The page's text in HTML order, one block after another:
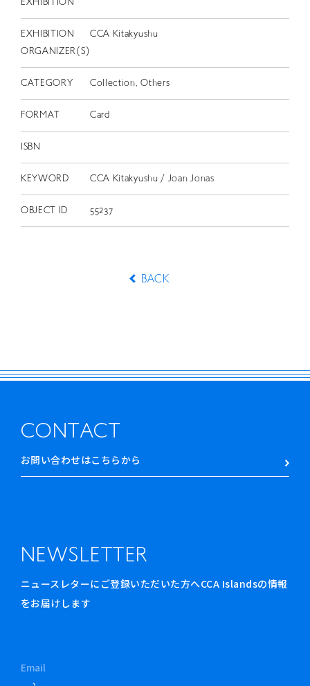
EXHIBITION
EXHIBITION
ORGANIZER(S)
CCA Kitakyushu
CATEGORY Collection, Others
FORMAT Card
ISBN
KEYWORD CCA Kitakyushu / Joan Jonas
OBJECT ID 55237
BACK
CONTACT
お問い合わせはこちらから
NEWSLETTER
ニュースレターにご登録いただいた方へCCA Islandsの情報
をお届けします